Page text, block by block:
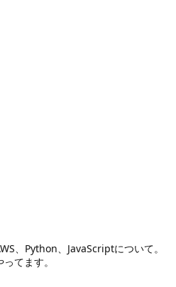
、Python、JavaScriptについて。
てます。